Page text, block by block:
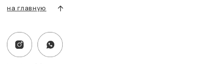
Информация
Политика конфиденциальности
Публичная оферта
г. Казань, ул. Проспект Победы, 141 ТЦ МЕГА
ПН-ВС с 10:00 до 22:00